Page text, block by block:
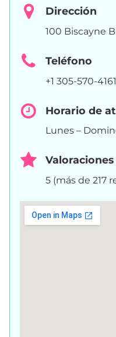
Dirección
100 Biscayne
Teléfono
+1 305-570-4161
Horario de
Lunes –
Valoraciones
5 (más de 217